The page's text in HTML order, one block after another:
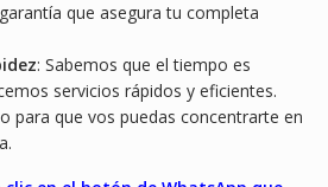
que asegura tu completa
: Sabemos que el tiempo es
servicios rápidos y eficientes.
para que vos puedas concentrarte en